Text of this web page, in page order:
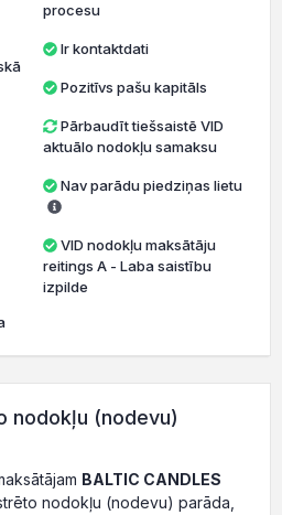
procesu
Ir kontaktdati
Pozitīvs pašu kapitāls
Pārbaudīt tiešsaistē VID
aktuālo nodokļu samaksu
Nav parādu piedziņas lietu
VID nodokļu maksātāju
reitings A - Laba saistību
izpilde
nodokļu (nodevu)
BALTIC CANDLES
nodokļu (nodevu) parāda,